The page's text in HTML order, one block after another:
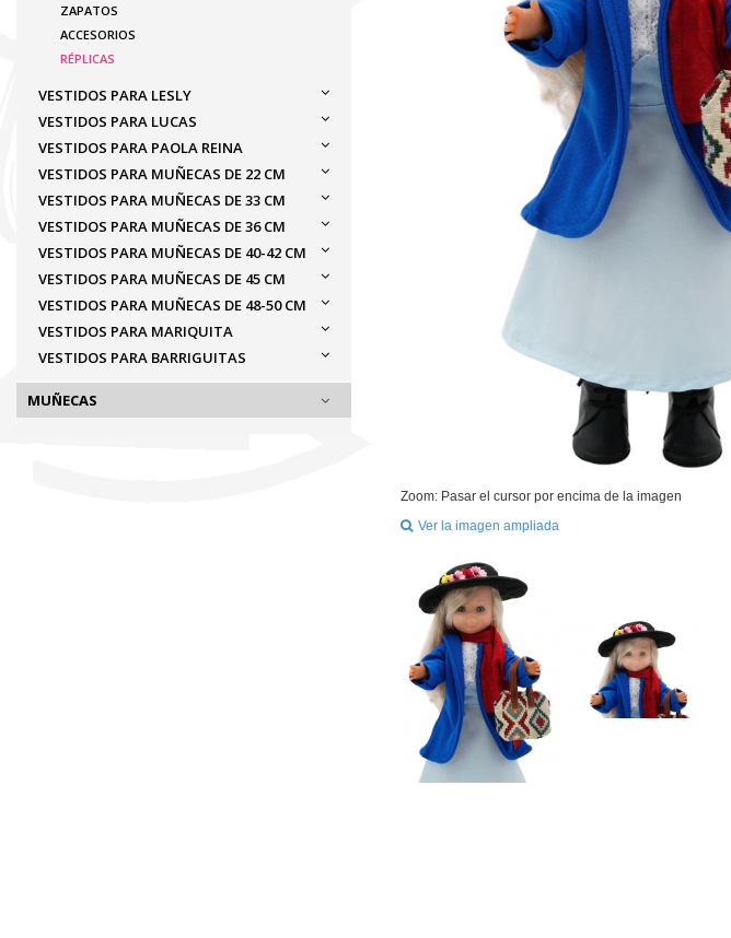
ZAPATOS
ACCESORIOS
RÉPLICAS
VESTIDOS PARA LESLY
VESTIDOS PARA LUCAS
VESTIDOS PARA PAOLA REINA
VESTIDOS PARA MUÑECAS DE 22 CM
VESTIDOS PARA MUÑECAS DE 33 CM
VESTIDOS PARA MUÑECAS DE 36 CM
VESTIDOS PARA MUÑECAS DE 40-42 CM
VESTIDOS PARA MUÑECAS DE 45 CM
VESTIDOS PARA MUÑECAS DE 48-50 CM
VESTIDOS PARA MARIQUITA
VESTIDOS PARA BARRIGUITAS
MUÑECAS
Zoom: Pasar el cursor por encima de la imagen
Ver la imagen ampliada